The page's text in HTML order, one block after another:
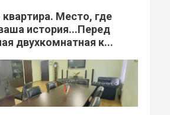
квартира. Место, где
история...Перед
двухкомнатная к...